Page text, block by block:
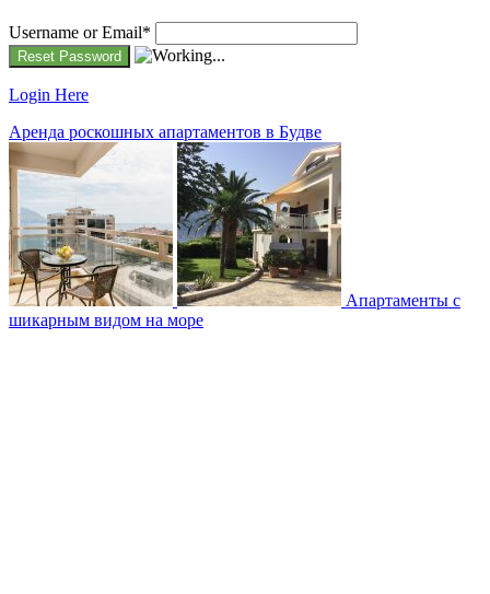
Username or Email*
Login Here
Аренда роскошных апартаментов в Будве
Апартаменты с
шикарным видом на море